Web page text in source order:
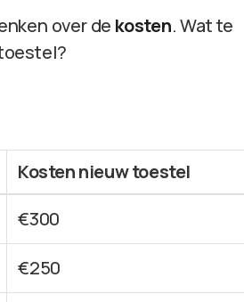
over de kosten. Wat te
Kosten nieuw toestel
€300
€250